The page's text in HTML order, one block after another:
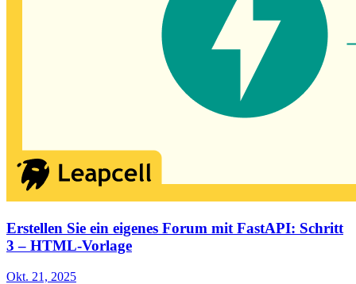
Erstellen Sie ein eigenes Forum mit FastAPI: Schritt
3 – HTML-Vorlage
Okt. 21, 2025